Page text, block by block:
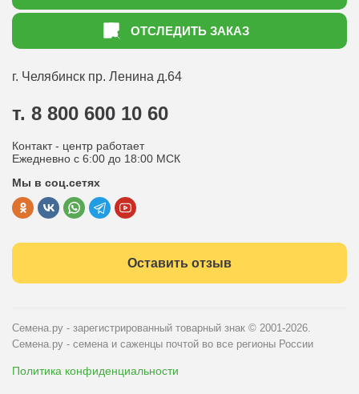
Акции
Как оформить заказ
Статьи садоводу
Оптовым покупателям
Политика конфиденциальности
Публичная оферта
ОТСЛЕДИТЬ ЗАКАЗ
г. Челябинск пр. Ленина д.64
т. 8 800 600 10 60
Контакт - центр работает
Ежедневно с 6:00 до 18:00 МСК
Мы в соц.сетях
Оставить отзыв
Семена.ру - зарегистрированный товарный знак © 2001-2026.
Семена.ру - семена и саженцы почтой во все регионы России
Политика конфиденциальности